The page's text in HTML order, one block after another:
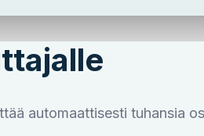
automaattisesti tuhansia